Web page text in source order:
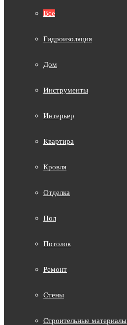
Все
Гидроизоляция
Дом
Инструменты
Интерьер
Квартира
Кровля
Отделка
Пол
Потолок
Ремонт
Стены
Строительные материалы